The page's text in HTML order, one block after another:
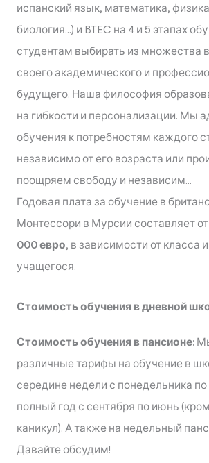
испанский язык, математика,
биология...) и BTEC на 4 и 5 этапах
студентам выбирать из множества
своего академического и
будущего. Наша философия
на гибкости и персонализации. Мы
обучения к потребностям каждого
независимо от его возраста или
поощряем свободу и независим...
Годовая плата за обучение в
Монтессори в Мурсии составляет от
000 евро, в зависимости от класса
учащегося.
Стоимость обучения в дневной
Стоимость обучения в пансионе:
различные тарифы на обучение в
середине недели с понедельника по
полный год с сентября по июнь
каникул). А также на недельный
Давайте обсудим!